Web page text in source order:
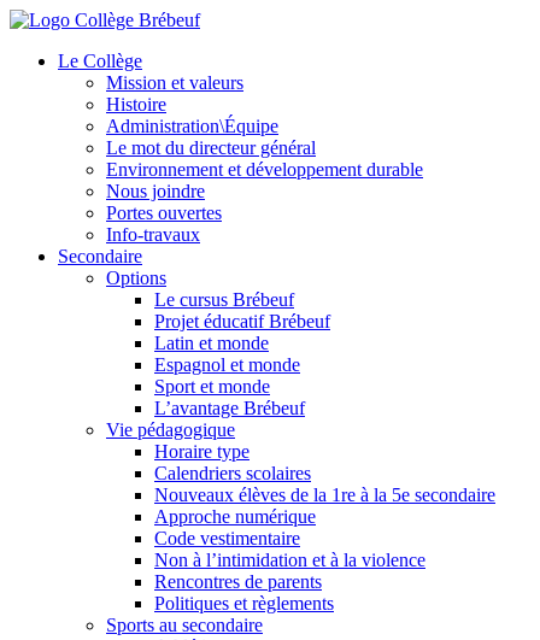
Le Collège
Mission et valeurs
Histoire
Administration\Équipe
Le mot du directeur général
Environnement et développement durable
Nous joindre
Portes ouvertes
Info-travaux
Secondaire
Options
Le cursus Brébeuf
Projet éducatif Brébeuf
Latin et monde
Espagnol et monde
Sport et monde
L’avantage Brébeuf
Vie pédagogique
Horaire type
Calendriers scolaires
Nouveaux élèves de la 1re à la 5e secondaire
Approche numérique
Code vestimentaire
Non à l’intimidation et à la violence
Rencontres de parents
Politiques et règlements
Sports au secondaire